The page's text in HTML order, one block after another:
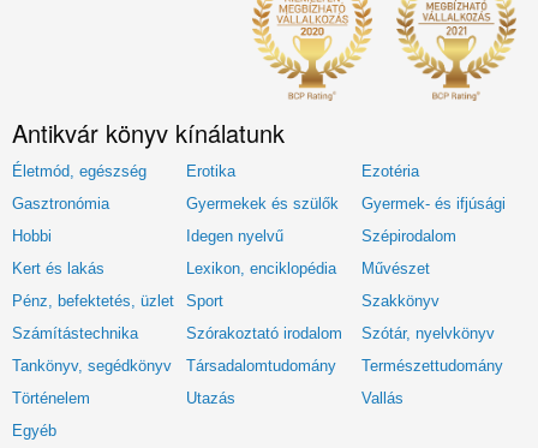
Antikvár könyv kínálatunk
Életmód, egészség Erotika
Ezotéria
Gasztronómia
Gyermekek és szülők
Gyermek- és ifjúsági
Hobbi
Idegen nyelvű
Szépirodalom
Kert és lakás
Lexikon, enciklopédia
Művészet
Pénz, befektetés, üzlet
Sport
Szakkönyv
Számítástechnika
Szórakoztató irodalom
Szótár, nyelvkönyv
Tankönyv, segédkönyv
Társadalomtudomány
Természettudomány
Történelem
Utazás
Vallás
Egyéb